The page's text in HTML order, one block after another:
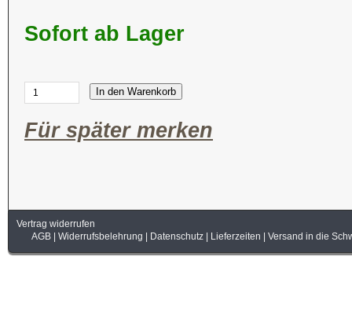
Sofort ab Lager
In den Warenkorb
Für später merken
Vertrag widerrufen
AGB| Widerrufsbelehrung Datenschutz| Lieferzeiten Versand in die